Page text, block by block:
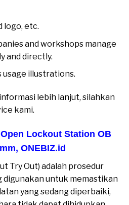
logo, etc.
and workshops manage
and directly.
usage illustrations.
lebih lanjut, silahkan
kami.
Lockout Station OB
, ONEBIZ.id
Try Out) adalah prosedur
digunakan untuk memastikan
yang sedang diperbaiki,